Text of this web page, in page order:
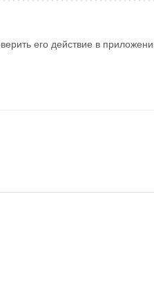
его действие в